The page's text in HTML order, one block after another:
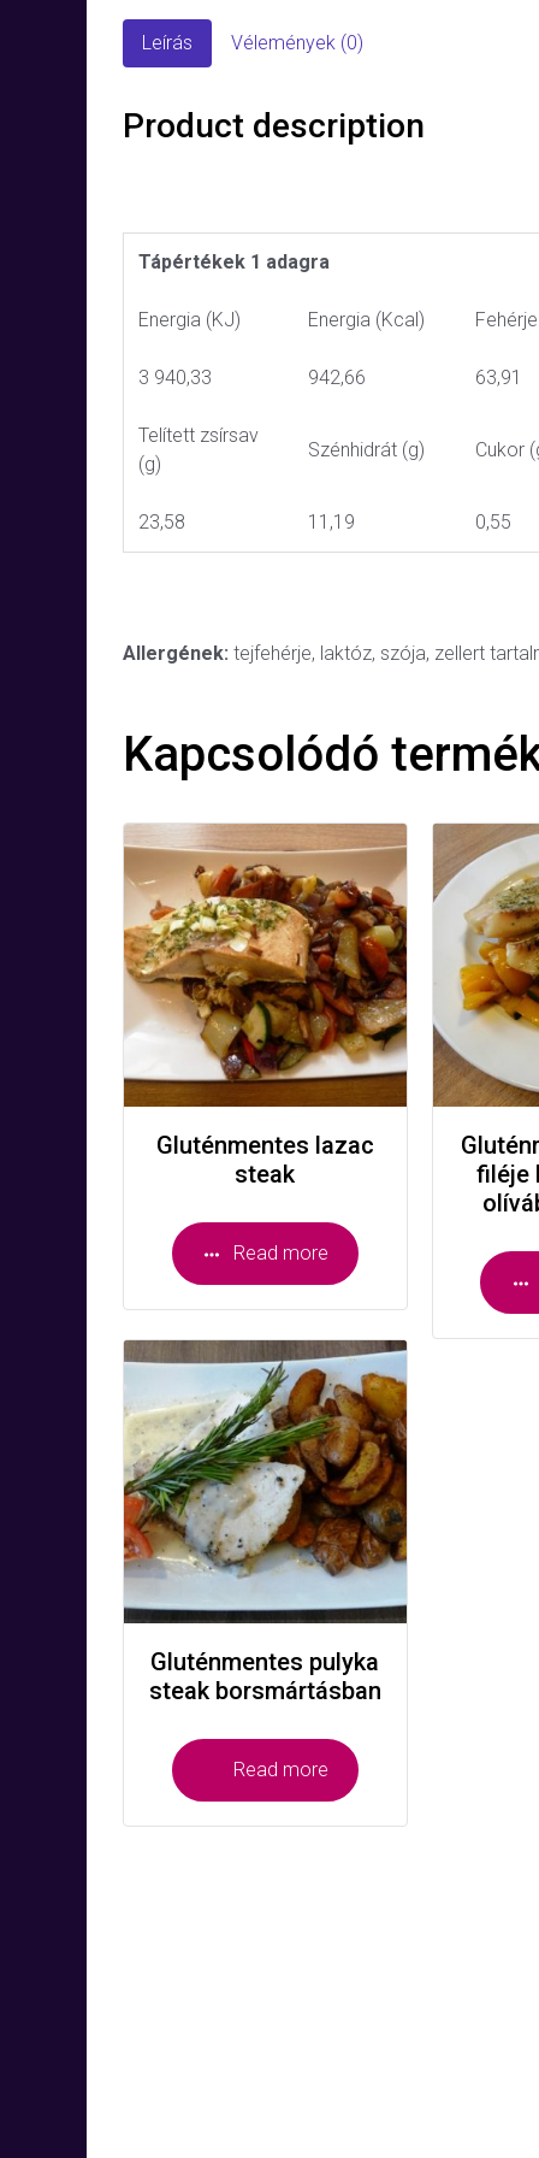
Leírás Vélemények (0)
Product description
Tápértékek 1 adagra
Energia (KJ) Energia (Kcal)
3 940,33 942,66 63,91
Telített zsírsav
(g)
Szénhidrát (g) Cukor
23,58 11,19 0,55
Allergének: tejfehérje, laktóz, szója, zellert
Kapcsolódó
Gluténmentes lazac
steak
Read more
Gluténmentes pulyka
steak borsmártásban
Read more
filéje